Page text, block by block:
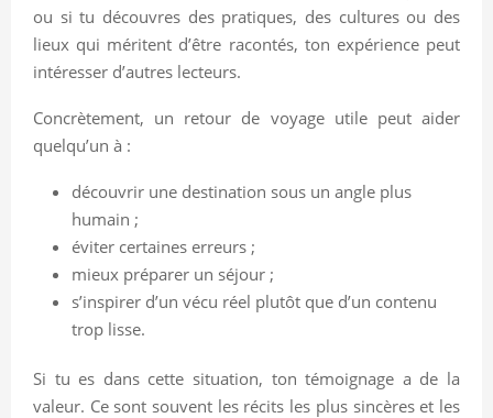
ou si tu découvres des pratiques, des cultures ou des
lieux qui méritent d’être racontés, ton expérience peut
intéresser d’autres lecteurs.
Concrètement, un retour de voyage utile peut aider
quelqu’un à :
découvrir une destination sous un angle plus
humain ;
éviter certaines erreurs ;
mieux préparer un séjour ;
s’inspirer d’un vécu réel plutôt que d’un contenu
trop lisse.
Si tu es dans cette situation, ton témoignage a de la
valeur. Ce sont souvent les récits les plus sincères et les